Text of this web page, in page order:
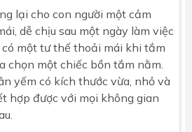
lại cho con người một cảm
dễ chịu sau một ngày làm việc
một tư thế thoải mái khi tắm
chọn một chiếc bồn tắm nằm.
yếm có kích thước vừa, nhỏ và
hợp được với mọi không gian